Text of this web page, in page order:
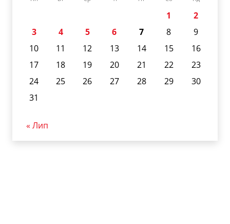
1
2
3
4 5 6 7 8
9
10
11 12 13 14 15
16
17
18 19 20 21 22
23
24
25 26 27 28 29
30
31
« Лип